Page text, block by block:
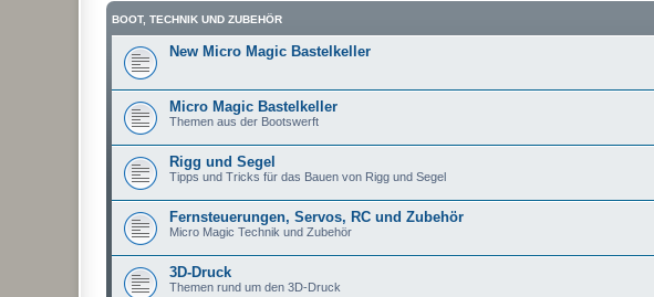
BOOT, TECHNIK UND ZUBEHÖR
New Micro Magic Bastelkeller
Micro Magic Bastelkeller
Themen aus der Bootswerft
Rigg und Segel
Tipps und Tricks für das Bauen von Rigg und Segel
Fernsteuerungen, Servos, RC und Zubehör
Micro Magic Technik und Zubehör
3D-Druck
Themen rund um den 3D-Druck